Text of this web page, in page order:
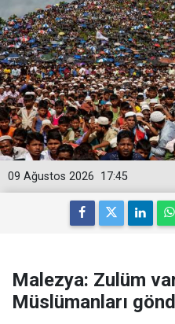
17:45
09 Ağustos 2026
Malezya: Zulüm
Müslümanları